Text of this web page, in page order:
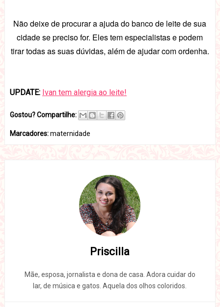
Não deixe de procurar a ajuda do banco de leite de sua
cidade se preciso for. Eles tem especialistas e podem
tirar todas as suas dúvidas, além de ajudar com ordenha.
UPDATE: Ivan tem alergia ao leite!
Gostou? Compartilhe:
Marcadores:maternidade
Priscilla
Mãe, esposa, jornalista e dona de casa. Adora cuidar do
lar, de música e gatos. Aquela dos olhos coloridos.